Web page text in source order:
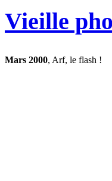
Vieille
Mars 2000, Arf, le flash !